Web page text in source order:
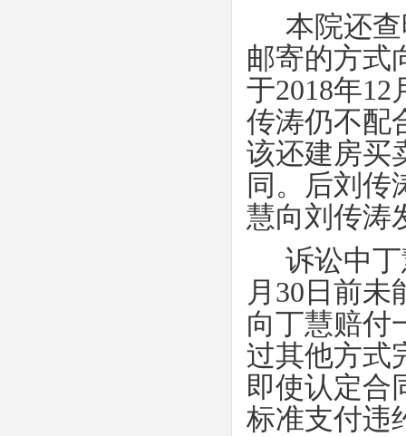
本院还
邮寄的方式
于2018年12
传涛仍不配
该还建房买
同。后刘传
慧向刘传涛
诉讼中
月 30 日前未
向丁慧赔付
过其他方式
即使认定合
标准支付违